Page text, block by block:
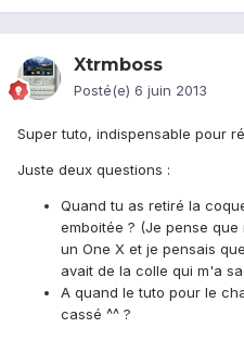
Xtrmboss
Posté(e) 6 juin 2013
Super tuto, indispensable pour
Juste deux questions :
Quand tu as retiré la
emboitée ? (Je pense
un One X et je pensais
avait de la colle qui m'a
A quand le tuto pour le
cassé ^^ ?